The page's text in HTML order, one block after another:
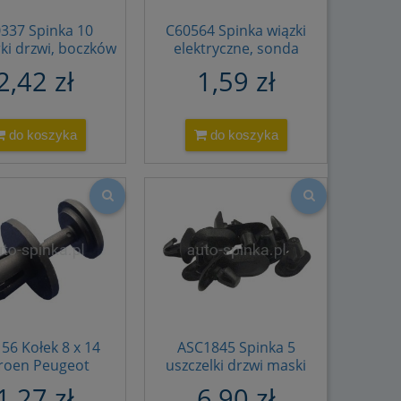
Spinka 10
drzwi, boczków
6991S9 6991.S9
zł
do koszyka
C60564 Spinka wiązki
elektryczne, sonda
16289L
1,59 zł
do koszyka
Kołek 8 x 14
Peugeot
ASC1845 Spinka 5
uszczelki drzwi maski